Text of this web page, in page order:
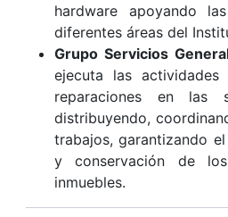
hardware apoyando
diferentes áreas del
Grupo Servicios
ejecuta las
reparaciones en las
distribuyendo,
trabajos, garantizando
y conservación de
inmuebles.